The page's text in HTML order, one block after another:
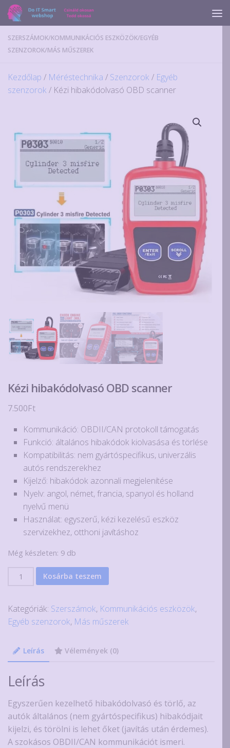
Skip to content
SZERSZÁMOK/KOMMUNIKÁCIÓS ESZKÖZÖK/EGYÉB
SZENZOROK/MÁS MŰSZEREK
Kezdőlap / Méréstechnika / Szenzorok / Egyéb
szenzorok / Kézi hibakódolvasó OBD scanner
Kézi hibakódolvasó OBD scanner
7.500Ft
Kommunikáció: OBDII/CAN protokoll támogatás
Funkció: általános hibakódok kiolvasása és törlése
Kompatibilitás: nem gyártóspecifikus, univerzális
autós rendszerekhez
Kijelző: hibakódok azonnali megjelenítése
Nyelv: angol, német, francia, spanyol és holland
nyelvű menü
Használat: egyszerű, kézi kezelésű eszköz
szervizekhez, otthoni javításhoz
Még készleten: 9 db
Kézi
hibakódolvasó
scanner
mennyiség
Kosárba teszem
Kategóriák: Szerszámok, Kommunikációs eszközök,
Egyéb szenzorok, Más műszerek
Leírás Vélemények (0)
Leírás
Egyszerűen kezelhető hibakódolvasó és törlő, az
autók általános (nem gyártóspecifikus) hibakódjait
kijelzi, és törölni is lehet őket (javítás után érdemes).
A szokásos OBDII/CAN kommunikációt ismeri.